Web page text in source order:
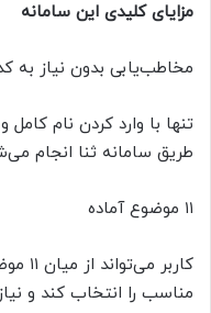
مزایای کلیدی این سامانه
مخاطب‌یابی بدون نیاز به
تنها با وارد کردن نام
طریق سامانه ثنا انجام
۱۱ موضوع آماده
مناسب را انتخاب کند و